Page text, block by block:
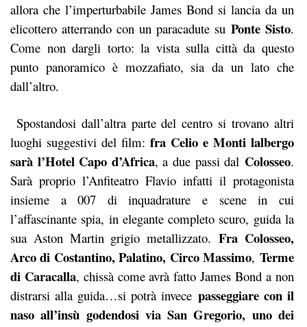
allora che l’imperturbabile James Bond si lancia da un
elicottero atterrando con un paracadute su Ponte Sisto.
Come non dargli torto: la vista sulla città da questo
punto panoramico è mozzafiato, sia da un lato che
dall’altro.
Spostandosi dall’altra parte del centro si trovano altri
luoghi suggestivi del film: fra Celio e Monti lalbergo
sarà l’Hotel Capo d’Africa, a due passi dal Colosseo.
Sarà proprio l’Anfiteatro Flavio infatti il protagonista
insieme a 007 di inquadrature e scene in cui
l’affascinante spia, in elegante completo scuro, guida la
sua Aston Martin grigio metallizzato.Fra Colosseo,
Arco di Costantino, Palatino, Circo Massimo, Terme
di Caracalla, chissà come avrà fatto James Bond a non
distrarsi alla guida…si potrà invece passeggiare con il
naso all’insù godendosi via San Gregorio, uno dei